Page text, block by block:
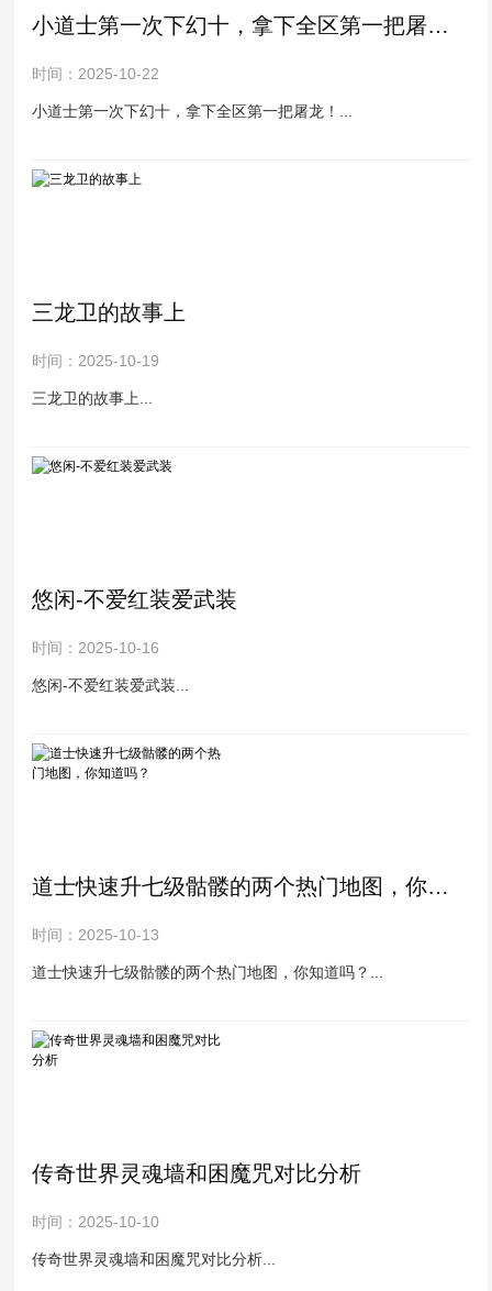
小道士第一次下幻十，拿下全区第一把屠龙！
时间：2025-10-22
小道士第一次下幻十，拿下全区第一把屠龙！...
三龙卫的故事上
时间：2025-10-19
三龙卫的故事上...
悠闲-不爱红装爱武装
时间：2025-10-16
悠闲-不爱红装爱武装...
道士快速升七级骷髅的两个热门地图，你知道吗？
时间：2025-10-13
道士快速升七级骷髅的两个热门地图，你知道吗？...
传奇世界灵魂墙和困魔咒对比分析
时间：2025-10-10
传奇世界灵魂墙和困魔咒对比分析...